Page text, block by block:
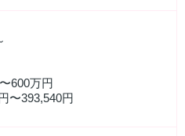
600万円
〜393,540円